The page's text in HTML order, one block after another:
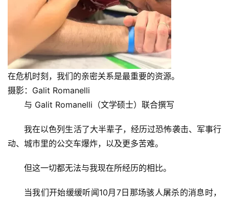
在危机时刻，我们的亲密关系是最重要的资源。
摄影：Galit Romanelli
与 Galit Romanelli（文学硕士）联合撰写
我在以色列生活了大半辈子，经历过恐怖袭击、军事行
动、城市里的公交车爆炸，以及更多苦难。
但这一切都无法与我现在所经历的相比。
当我们开始缓缓听闻10月7日那场骇人屠杀的消息时，